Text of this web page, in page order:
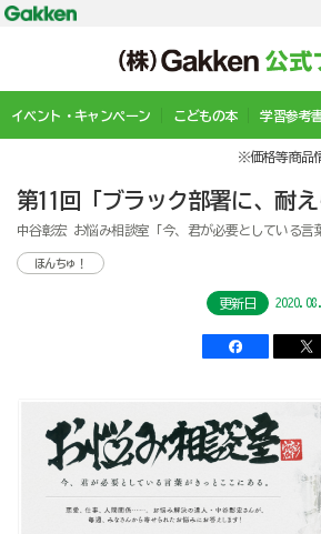
イベント・キャンペーン こどもの本 学習参考
※価格等商品
第11回「ブラック部署に、耐
中谷彰宏 お悩み相談室「今、君が必要としている言
ほんちゅ！
更新日